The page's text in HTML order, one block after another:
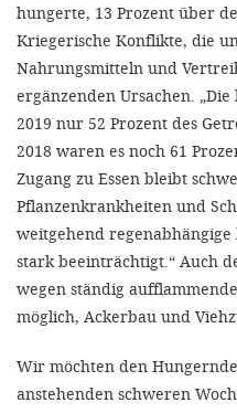
hungerte, 13 Prozent über
Kriegerische Konflikte, die
Nahrungsmitteln und
ergänzenden Ursachen.
2019 nur 52 Prozent des
2018 waren es noch 61
Zugang zu Essen bleibt
Pflanzenkrankheiten und
weitgehend
stark beeinträchtigt.“ Auch
wegen ständig
möglich, Ackerbau und
Wir möchten den
anstehenden schweren